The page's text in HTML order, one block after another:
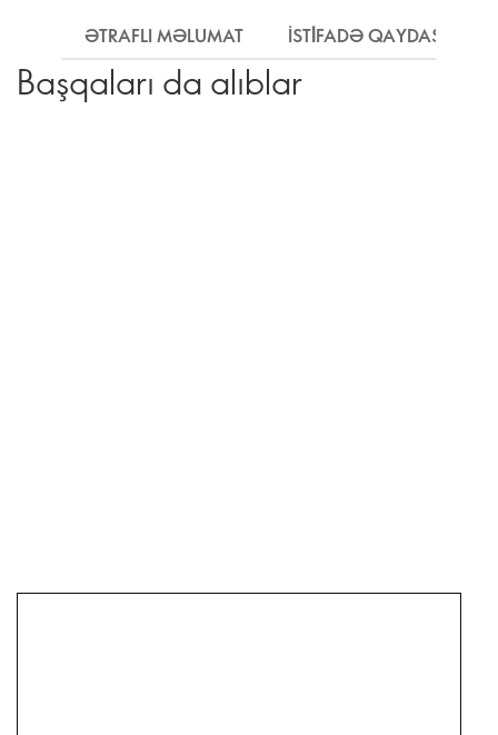
ƏTRAFLI MƏLUMAT İSTİFADƏ QAYDASI
Başqaları da alıblar